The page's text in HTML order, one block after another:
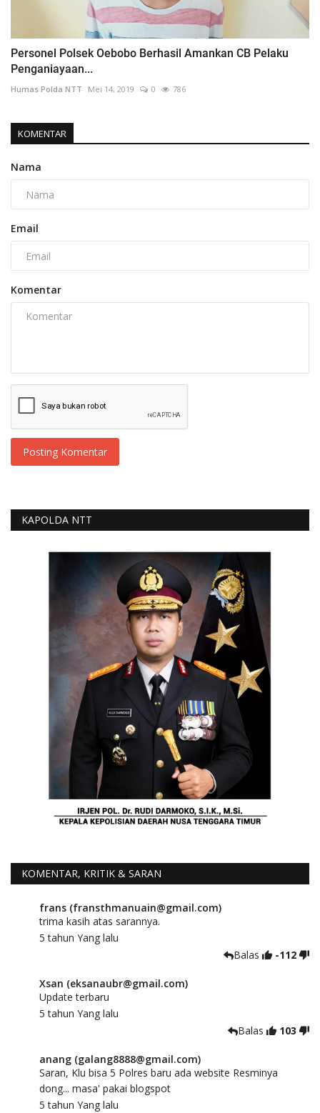
Personel Polsek Oebobo Berhasil Amankan CB Pelaku
Penganiayaan...
Humas Polda NTT Mei 14, 2019 0 786
KOMENTAR
Nama
Email
Komentar
Posting Komentar
KAPOLDA NTT
KOMENTAR, KRITIK & SARAN
frans (fransthmanuain@gmail.com)
trima kasih atas sarannya.
5 tahun Yang lalu
Balas
-112
Xsan (eksanaubr@gmail.com)
Update terbaru
5 tahun Yang lalu
Balas
103
anang (galang8888@gmail.com)
Saran, Klu bisa 5 Polres baru ada website Resminya
dong... masa' pakai blogspot
5 tahun Yang lalu